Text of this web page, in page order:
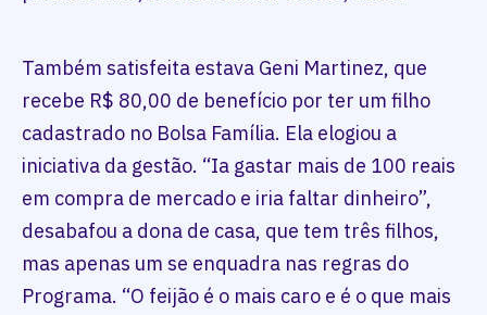
Também satisfeita estava Geni Martinez, que
recebe R$ 80,00 de benefício por ter um filho
cadastrado no Bolsa Família. Ela elogiou a
iniciativa da gestão. “Ia gastar mais de 100 reais
em compra de mercado e iria faltar dinheiro”,
desabafou a dona de casa, que tem três filhos,
mas apenas um se enquadra nas regras do
Programa. “O feijão é o mais caro e é o que mais